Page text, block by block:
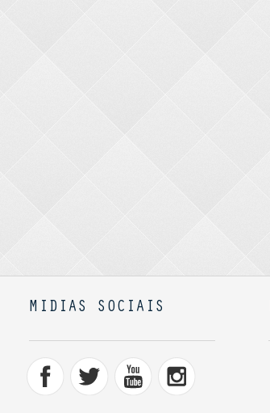
MIDIAS SOCIAIS